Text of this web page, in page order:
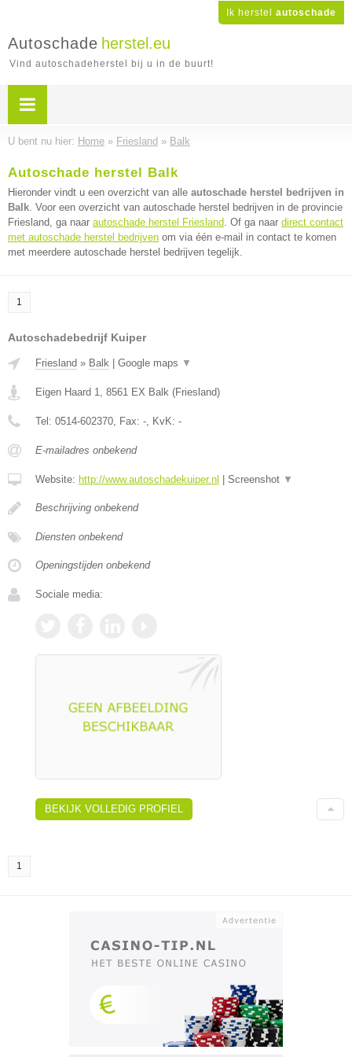
Ik herstel autoschade
Autoschade herstel.eu
Vind autoschadeherstel bij u in de buurt!
U bent nu hier: Home » Friesland » Balk
Autoschade herstel Balk
Hieronder vindt u een overzicht van alle autoschade herstel bedrijven in
Balk. Voor een overzicht van autoschade herstel bedrijven in de provincie
Friesland, ga naar autoschade herstel Friesland. Of ga naar direct contact
met autoschade herstel bedrijven om via één e-mail in contact te komen
met meerdere autoschade herstel bedrijven tegelijk.
1
Autoschadebedrijf Kuiper
Friesland » Balk Google maps ▼
Eigen Haard 1, 8561 EX Balk (Friesland)
Tel: 0514-602370, Fax: -, KvK: -
E-mailadres onbekend
Website: http://www.autoschadekuiper.nl Screenshot ▼
Beschrijving onbekend
Diensten onbekend
Openingstijden onbekend
Sociale media:
BEKIJK VOLLEDIG PROFIEL
1